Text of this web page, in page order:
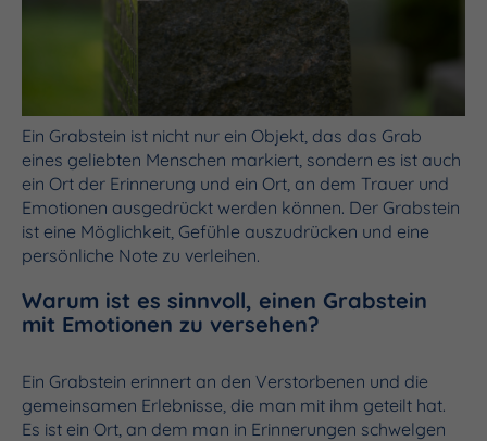
Ein Grabstein ist nicht nur ein Objekt, das das Grab
eines geliebten Menschen markiert, sondern es ist auch
ein Ort der Erinnerung und ein Ort, an dem Trauer und
Emotionen ausgedrückt werden können. Der Grabstein
ist eine Möglichkeit, Gefühle auszudrücken und eine
persönliche Note zu verleihen.
Warum ist es sinnvoll, einen Grabstein
mit Emotionen zu versehen?
Ein Grabstein erinnert an den Verstorbenen und die
gemeinsamen Erlebnisse, die man mit ihm geteilt hat.
Es ist ein Ort, an dem man in Erinnerungen schwelgen